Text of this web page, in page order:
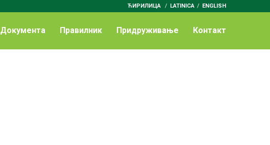
ЋИРИЛИЦА / LATINICA ENGLISH
Документа Правилник Придруживање Контакт